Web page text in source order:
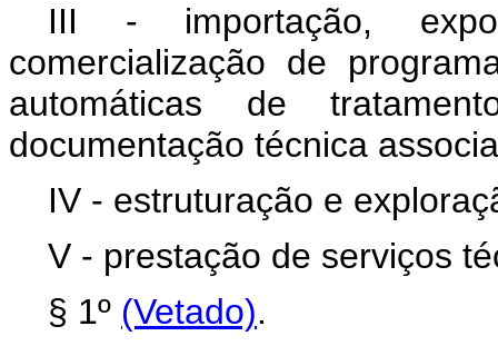
III - importação,
comercialização de
automáticas de
documentação técnica
IV - estruturação e
V - prestação de serviços
§ 1º (Vetado).